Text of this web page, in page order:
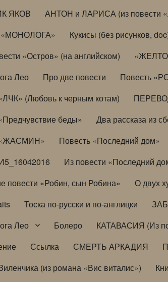
ЯКОВ АНТОН и ЛАРИСА (из повести
Кукисы (без рисунков,
«Остров» (на английском)
Лео
Про две повести Повесть
(Любовь к черным котам)
беды»
Два рассказа из
«ЖАСМИН»
Повесть «Последний дом»
Из повести «Последний
повести «Робин, сын Робина»
О двух
Тоска по-русски и по-англицки
Лео
Болеро КАТАВАСИЯ (Из
Ссылка СМЕРТЬ АРКАДИЯ
(из романа «Вис виталис»)